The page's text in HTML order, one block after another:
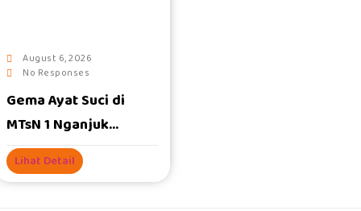
August 6, 2026
No Responses
Gema Ayat Suci di
MTsN 1 Nganjuk...
Lihat Detail